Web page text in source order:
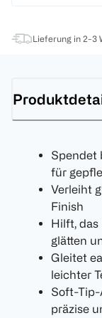
Lieferung in 2-3
Spendet
für
Verleiht
Finish
Hilft, das
glätten
Gleitet
leichter
Soft-Tip-
präzise